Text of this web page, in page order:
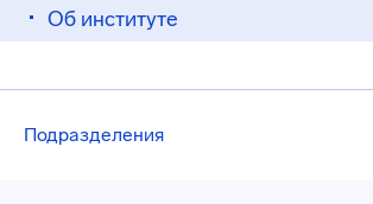
Об институте
Подразделения